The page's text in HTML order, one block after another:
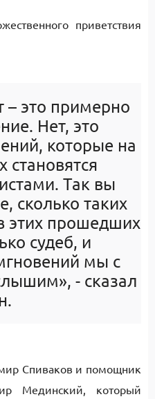
приветствия
– это примерно
Нет, это
которые на
становятся
Так вы
сколько таких
этих прошедших
судеб, и
мы с
- сказал
Спиваков и помощник
Мединский, который